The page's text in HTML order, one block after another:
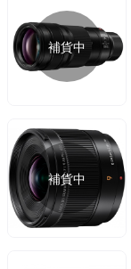
補貨中
補貨中